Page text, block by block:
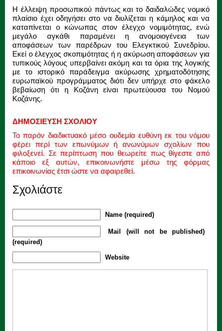
Η έλλειψη προσωπικού πάντως και το δαιδαλώδες νομικό
πλαίσιο έχει οδηγήσει στο να διυλίζεται η κάμηλος και να
καταπίνεται ο κώνωπας στον έλεγχο νομιμότητας, ενώ
μεγάλο αγκάθι παραμένει η ανομοιογένεια των
αποφάσεων των παρέδρων του Ελεγκτικού Συνεδρίου.
Εκεί ο έλεγχος σκοπιμότητας ή η ακύρωση αποφάσεων για
τυπικούς λόγους υπερβαίνει ακόμη και τα όρια της λογικής
με το ιστορικό παράδειγμα ακύρωσης χρηματοδότησης
ευρωπαϊκού προγράμματος διότι δεν υπήρχε στο φάκελο
βεβαίωση ότι η Κοζάνη είναι πρωτεύουσα του Νομού
Κοζάνης.
ΔΗΜΟΣΙΕΥΣΗ ΣΧΟΛΙΟΥ
Το παρόν διαδικτυακό μέσο ουδεμία ευθύνη εκ του νόμου
φέρει περί των επωνύμων ή ανωνύμων σχολίων που
φιλοξενεί. Σε περίπτωση που θεωρείτε πως θίγεστε από
κάποιο εξ αυτών, επικοινωνήστε μέσω της φόρμας
επικοινωνίας έτσι ώστε να αφαιρεθεί.
Σχολιάστε
Name (required)
Mail (will not be published)
(required)
Website